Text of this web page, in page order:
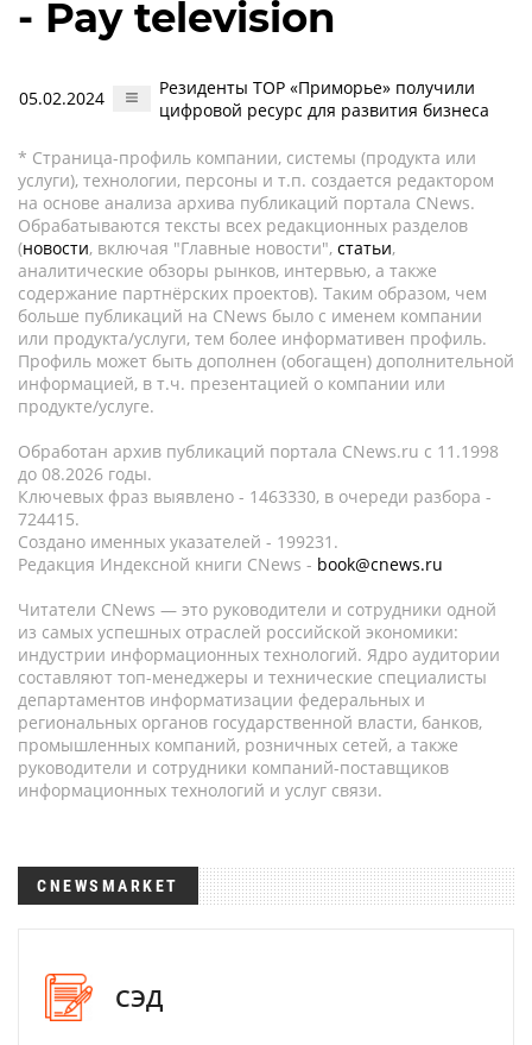
- Pay television
05.02.2024
Резиденты ТОР «Приморье» получили
цифровой ресурс для развития бизнеса
* Страница-профиль компании, системы (продукта или
услуги), технологии, персоны и т.п. создается редактором
на основе анализа архива публикаций портала CNews.
Обрабатываются тексты всех редакционных разделов
(новости, включая "Главные новости", статьи,
аналитические обзоры рынков, интервью, а также
содержание партнёрских проектов). Таким образом, чем
больше публикаций на CNews было с именем компании
или продукта/услуги, тем более информативен профиль.
Профиль может быть дополнен (обогащен) дополнительной
информацией, в т.ч. презентацией о компании или
продукте/услуге.
Обработан архив публикаций портала CNews.ru c 11.1998
до 08.2026 годы.
Ключевых фраз выявлено - 1463330, в очереди разбора -
724415.
Создано именных указателей - 199231.
Редакция Индексной книги CNews - book@cnews.ru
Читатели CNews — это руководители и сотрудники одной
из самых успешных отраслей российской экономики:
индустрии информационных технологий. Ядро аудитории
составляют топ-менеджеры и технические специалисты
департаментов информатизации федеральных и
региональных органов государственной власти, банков,
промышленных компаний, розничных сетей, а также
руководители и сотрудники компаний-поставщиков
информационных технологий и услуг связи.
CNEWSMARKET
СЭД